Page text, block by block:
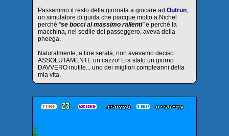
Passammo il resto della giornata a giocare ad Outrun,
un simulatore di guida che piacque molto a Nichel
perché "se bocci al massimo rallenti"e perché la
macchina, nel sedile del passeggero, aveva della
pheega.
Naturalmente, a fine serata, non avevamo deciso
ASSOLUTAMENTE un cazzo! Era stato un giorno
DAVVERO inutile... uno dei migliori compleanni della
mia vita.